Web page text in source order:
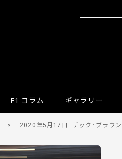
F1 コラム ギャラリー
> 2020年5月17日 ザック･ブラウ